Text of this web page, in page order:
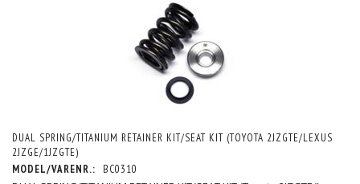
DUAL SPRING/TITANIUM RETAINER KIT/SEAT KIT (TOYOTA 2JZGTE/LEXUS
2JZGE/1JZGTE)
MODEL/VARENR.:
BC0310